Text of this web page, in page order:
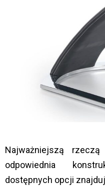
Najważniejszą
odpowiednia
dostępnych opcji